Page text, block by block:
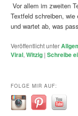
Vor allem im zweiten
Textfeld schreiben,
und wartet ab, was
Veröffentlicht unter
Viral,Witzig |Schreibe
FOLGE MIR AUF: